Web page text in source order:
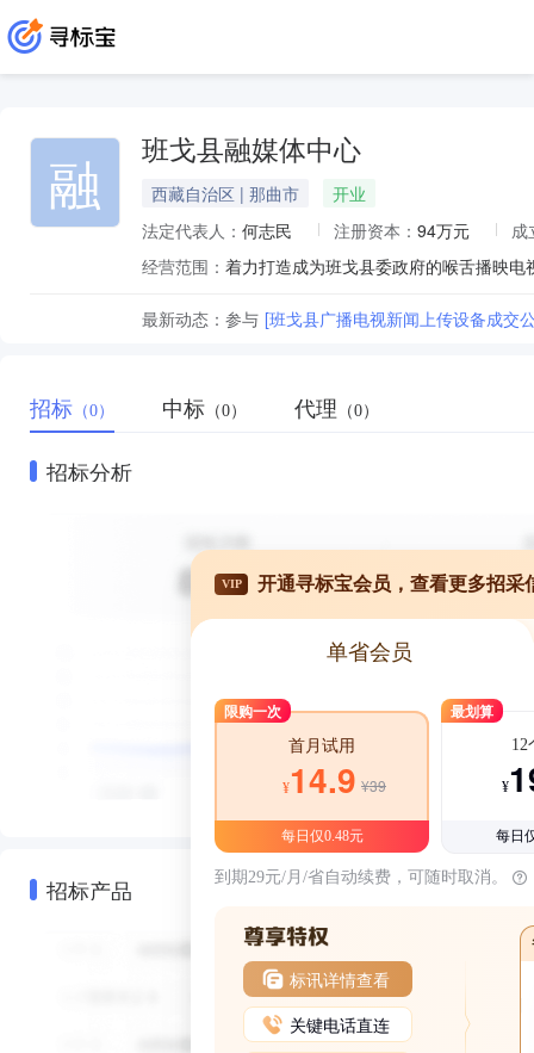
融 班戈县融媒体中心
西藏自治区 | 那曲市
开业
法定代表人： 何志民 注册资本： 94万元
成
经营范围： 着力打造成为班戈县委政府的喉舌播映
最新动态： 参与 [班戈县广播电视新闻上传设备成交
招标 （0） 中标 （0） 代理 （0）
招标分析
招标产品
VIP 开通寻标宝会员，查看更多招采
单省会员
限购一次
首月试用
¥14.9 ¥39
每日仅0.48元
最划算
12
¥
每日
到期29元/月/省自动续费，可随时取消。
标讯详情查看
关键电话直连